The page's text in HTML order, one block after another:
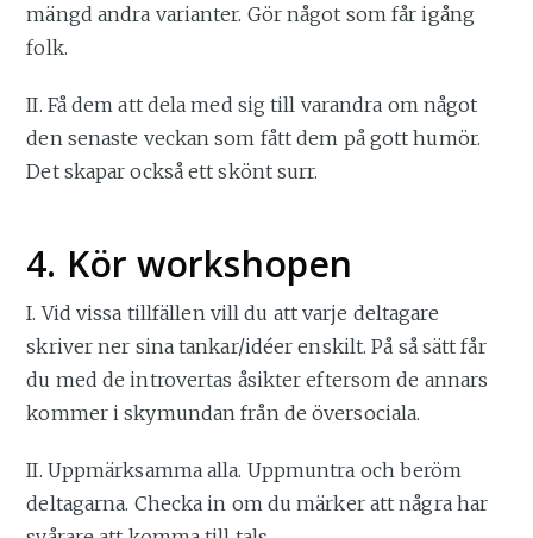
mängd andra varianter. Gör något som får igång
folk.
II. Få dem att dela med sig till varandra om något
den senaste veckan som fått dem på gott humör.
Det skapar också ett skönt surr.
4. Kör workshopen
I. Vid vissa tillfällen vill du att varje deltagare
skriver ner sina tankar/idéer enskilt. På så sätt får
du med de introvertas åsikter eftersom de annars
kommer i skymundan från de översociala.
II. Uppmärksamma alla. Uppmuntra och beröm
deltagarna. Checka in om du märker att några har